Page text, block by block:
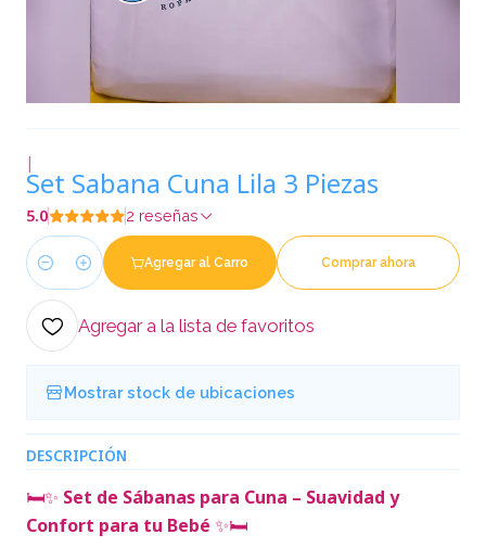
|
Set Sabana Cuna Lila 3 Piezas
5.0 2 reseñas
Cantidad
Agregar al Carro Comprar ahora
Agregar a la lista de favoritos
Mostrar stock de ubicaciones
DESCRIPCIÓN
🛏️✨ Set de Sábanas para Cuna – Suavidad y
Confort para tu Bebé ✨🛏️